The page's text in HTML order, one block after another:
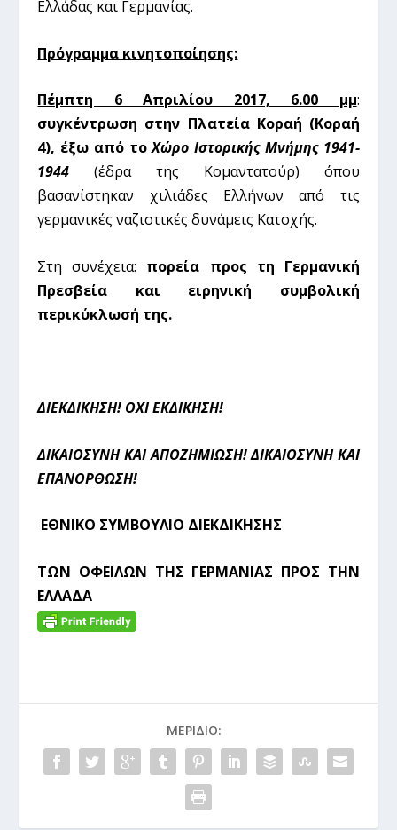
Ελλάδας και Γερμανίας.
Πρόγραμμα κινητοποίησης:
Πέμπτη 6 Απριλίου 2017, 6.00 μμ:
συγκέντρωση στην Πλατεία Κοραή (Κοραή
4), έξω από τοΧώρο Ιστορικής Μνήμης 1941-
1944
(έδρα της Κομαντατούρ) όπου
βασανίστηκαν χιλιάδες Ελλήνων από τις
γερμανικές ναζιστικές δυνάμεις Κατοχής.
Στη συνέχεια: πορεία προς τη Γερμανική
Πρεσβεία και ειρηνική συμβολική
περικύκλωσή της.
ΔΙΕΚΔΙΚΗΣΗ! ΟΧΙ ΕΚΔΙΚΗΣΗ!
ΔΙΚΑΙΟΣΥΝΗ ΚΑΙ ΑΠΟΖΗΜΙΩΣΗ! ΔΙΚΑΙΟΣΥΝΗ ΚΑΙ
ΕΠΑΝΟΡΘΩΣΗ!
ΕΘΝΙΚΟ ΣΥΜΒΟΥΛΙΟ ΔΙΕΚΔΙΚΗΣΗΣ
ΤΩΝ ΟΦΕΙΛΩΝ ΤΗΣ ΓΕΡΜΑΝΙΑΣ ΠΡΟΣ ΤΗΝ
ΕΛΛΑΔΑ
ΜΕΡΊΔΙΟ: